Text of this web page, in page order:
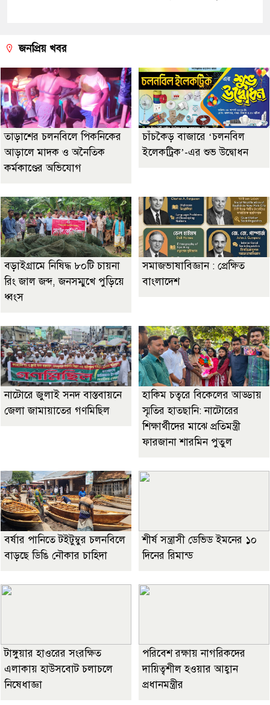
জনপ্রিয় খবর
তাড়াশের চলনবিলে পিকনিকের
আড়ালে মাদক ও অনৈতিক
কর্মকাণ্ডের অভিযোগ
চাঁচকৈড় বাজারে ‘চলনবিল
ইলেকট্রিক’-এর শুভ উদ্বোধন
বড়াইগ্রামে নিষিদ্ধ ৮০টি চায়না
রিং জাল জব্দ, জনসম্মুখে পুড়িয়ে
ধ্বংস
সমাজভাষাবিজ্ঞান : প্রেক্ষিত
বাংলাদেশ
নাটোরে জুলাই সনদ বাস্তবায়নে
জেলা জামায়াতের গণমিছিল
হাকিম চত্বরে বিকেলের আড্ডায়
স্মৃতির হাতছানি: নাটোরের
শিক্ষার্থীদের মাঝে প্রতিমন্ত্রী
ফারজানা শারমিন পুতুল
বর্ষার পানিতে টইটুম্বুর চলনবিলে
বাড়ছে ডিঙি নৌকার চাহিদা
শীর্ষ সন্ত্রাসী ডেভিড ইমনের ১০
দিনের রিমান্ড
টাঙ্গুয়ার হাওরের সংরক্ষিত
এলাকায় হাউসবোট চলাচলে
নিষেধাজ্ঞা
পরিবেশ রক্ষায় নাগরিকদের
দায়িত্বশীল হওয়ার আহ্বান
প্রধানমন্ত্রীর